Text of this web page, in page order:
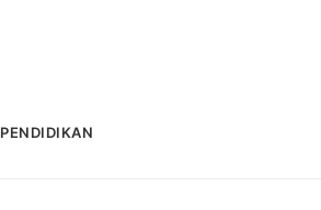
PENDIDIKAN